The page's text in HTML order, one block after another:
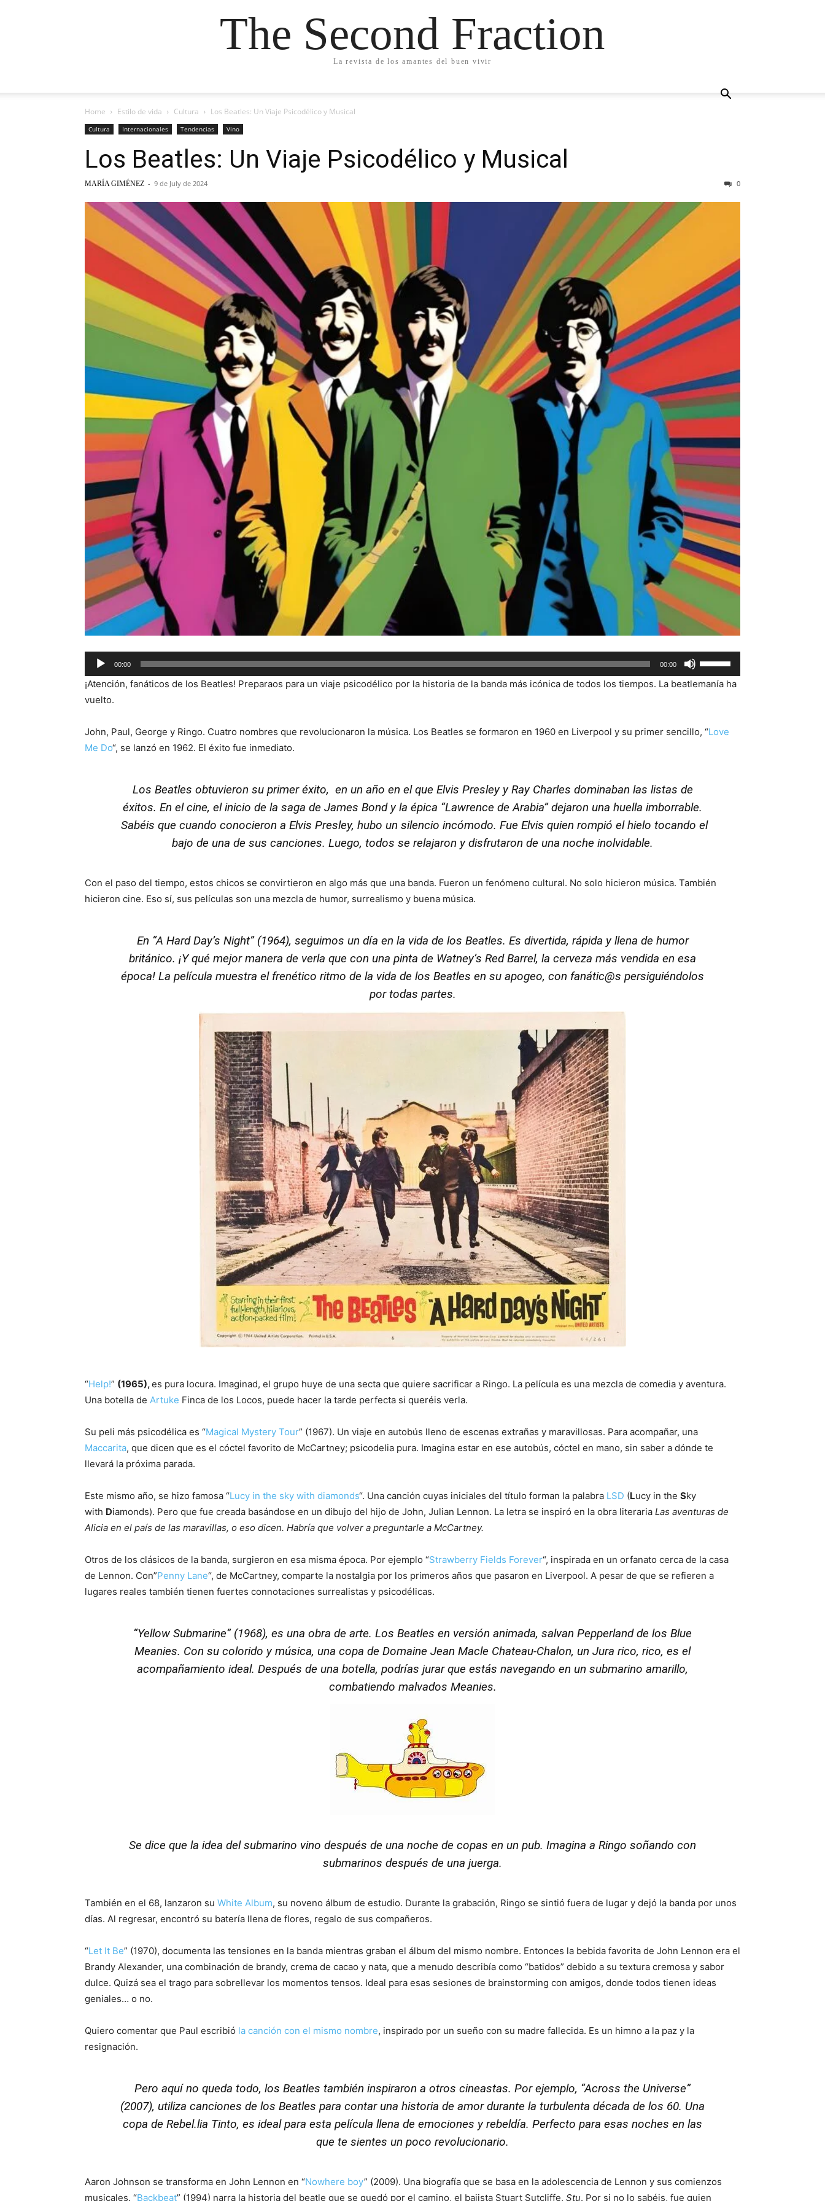
The Second Fraction
La revista de los amantes del buen vivir
Home Estilo de vida Cultura Los Beatles: Un Viaje Psicodélico y Musical
Cultura Internacionales Tendencias Vino
Los Beatles: Un Viaje Psicodélico y Musical
MARÍA GIMÉNEZ - 9 de July de 2024 0
Audio
Player
00:00 00:00
Use
Up/Down
Arrow
increase
¡Atención, fanáticos de los Beatles! Preparaos para un viaje psicodélico por la historia de la banda más icónica de todos los tiempos. La beatlemanía ha
vuelto.
John, Paul, George y Ringo. Cuatro nombres que revolucionaron la música. Los Beatles se formaron en 1960 en Liverpool y su primer sencillo, “Love
Me Do“, se lanzó en 1962. El éxito fue inmediato.
Los Beatles obtuvieron su primer éxito, en un año en el que Elvis Presley y Ray Charles dominaban las listas de
éxitos. En el cine, el inicio de la saga de James Bond y la épica “Lawrence de Arabia” dejaron una huella imborrable.
Sabéis que cuando conocieron a Elvis Presley, hubo un silencio incómodo. Fue Elvis quien rompió el hielo tocando el
bajo de una de sus canciones. Luego, todos se relajaron y disfrutaron de una noche inolvidable.
Con el paso del tiempo, estos chicos se convirtieron en algo más que una banda. Fueron un fenómeno cultural. No solo hicieron música. También
hicieron cine. Eso sí, sus películas son una mezcla de humor, surrealismo y buena música.
En “A Hard Day’s Night” (1964), seguimos un día en la vida de los Beatles. Es divertida, rápida y llena de humor
británico. ¡Y qué mejor manera de verla que con una pinta de Watney’s Red Barrel, la cerveza más vendida en esa
época! La película muestra el frenético ritmo de la vida de los Beatles en su apogeo, con fanátic@s persiguiéndolos
por todas partes.
“Help!” (1965),es pura locura. Imaginad, el grupo huye de una secta que quiere sacrificar a Ringo. La película es una mezcla de comedia y aventura.
Una botella de Artuke Finca de los Locos, puede hacer la tarde perfecta si queréis verla.
Su peli más psicodélica es “Magical Mystery Tour” (1967). Un viaje en autobús lleno de escenas extrañas y maravillosas. Para acompañar, una
Maccarita, que dicen que es el cóctel favorito de McCartney; psicodelia pura. Imagina estar en ese autobús, cóctel en mano, sin saber a dónde te
llevará la próxima parada.
Este mismo año, se hizo famosa “Lucy in the sky with diamonds“. Una canción cuyas iniciales del título forman la palabra LSD (Lucy in the Sky
with Diamonds). Pero que fue creada basándose en un dibujo del hijo de John, Julian Lennon. La letra se inspiró en la obra literaria Las aventuras de
Alicia en el país de las maravillas, o eso dicen. Habría que volver a preguntarle a McCartney.
Otros de los clásicos de la banda, surgieron en esa misma época. Por ejemplo “Strawberry Fields Forever“, inspirada en un orfanato cerca de la casa
de Lennon. Con”Penny Lane“, de McCartney, comparte la nostalgia por los primeros años que pasaron en Liverpool. A pesar de que se refieren a
lugares reales también tienen fuertes connotaciones surrealistas y psicodélicas.
“Yellow Submarine” (1968), es una obra de arte. Los Beatles en versión animada, salvan Pepperland de los Blue
Meanies. Con su colorido y música, una copa de Domaine Jean Macle Chateau-Chalon, un Jura rico, rico, es el
acompañamiento ideal. Después de una botella, podrías jurar que estás navegando en un submarino amarillo,
combatiendo malvados Meanies.
Se dice que la idea del submarino vino después de una noche de copas en un pub. Imagina a Ringo soñando con
submarinos después de una juerga.
También en el 68, lanzaron su White Album, su noveno álbum de estudio. Durante la grabación, Ringo se sintió fuera de lugar y dejó la banda por unos
días. Al regresar, encontró su batería llena de flores, regalo de sus compañeros.
“Let It Be” (1970), documenta las tensiones en la banda mientras graban el álbum del mismo nombre. Entonces la bebida favorita de John Lennon era el
Brandy Alexander, una combinación de brandy, crema de cacao y nata, que a menudo describía como “batidos” debido a su textura cremosa y sabor
dulce. Quizá sea el trago para sobrellevar los momentos tensos. Ideal para esas sesiones de brainstorming con amigos, donde todos tienen ideas
geniales… o no.
Quiero comentar que Paul escribió la canción con el mismo nombre, inspirado por un sueño con su madre fallecida. Es un himno a la paz y la
resignación.
Pero aquí no queda todo, los Beatles también inspiraron a otros cineastas. Por ejemplo, “Across the Universe”
(2007), utiliza canciones de los Beatles para contar una historia de amor durante la turbulenta década de los 60. Una
copa de Rebel.lia Tinto, es ideal para esta película llena de emociones y rebeldía. Perfecto para esas noches en las
que te sientes un poco revolucionario.
Aaron Johnson se transforma en John Lennon en “Nowhere boy” (2009). Una biografía que se basa en la adolescencia de Lennon y sus comienzos
musicales. “Backbeat” (1994) narra la historia del beatle que se quedó por el camino, el bajista Stuart Sutcliffe, Stu. Por si no lo sabéis, fue quien